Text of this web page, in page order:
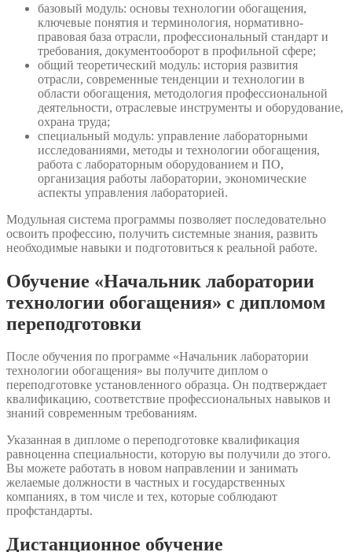
базовый модуль: основы технологии обогащения,
ключевые понятия и терминология, нормативно-
правовая база отрасли, профессиональный стандарт и
требования, документооборот в профильной сфере;
общий теоретический модуль: история развития
отрасли, современные тенденции и технологии в
области обогащения, методология профессиональной
деятельности, отраслевые инструменты и оборудование,
охрана труда;
специальный модуль: управление лабораторными
исследованиями, методы и технологии обогащения,
работа с лабораторным оборудованием и ПО,
организация работы лаборатории, экономические
аспекты управления лабораторией.
Модульная система программы позволяет последовательно
освоить профессию, получить системные знания, развить
необходимые навыки и подготовиться к реальной работе.
Обучение «Начальник лаборатории
технологии обогащения» с дипломом
переподготовки
После обучения по программе «Начальник лаборатории
технологии обогащения» вы получите диплом о
переподготовке установленного образца. Он подтверждает
квалификацию, соответствие профессиональных навыков и
знаний современным требованиям.
Указанная в дипломе о переподготовке квалификация
равноценна специальности, которую вы получили до этого.
Вы можете работать в новом направлении и занимать
желаемые должности в частных и государственных
компаниях, в том числе и тех, которые соблюдают
профстандарты.
Дистанционное обучение